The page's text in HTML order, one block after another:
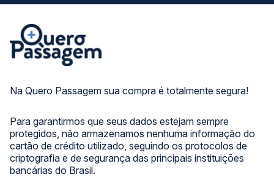
Na Quero Passagem sua compra é totalmente segura!
Para garantirmos que seus dados estejam sempre
protegidos, não armazenamos nenhuma informação do
cartão de crédito utilizado, seguindo os protocolos de
criptografia e de segurança das principais instituições
bancárias do Brasil.